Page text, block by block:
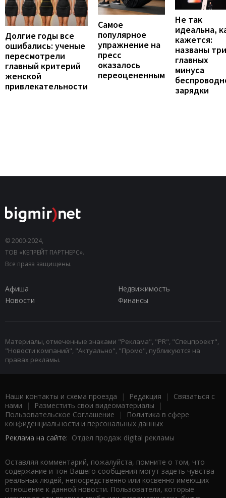
Долгие годы все
ошибались: ученые
пересмотрели
главный критерий
женской
привлекательности
Самое
популярное
упражнение на
пресс
оказалось
переоцененным
Не так
идеальна,
кажется:
названы три
главных
минуса
зарядки
© 2000-2024,
ТОВ «КЕПРЕЙТ ПАРТНЕРС».
Все права защищены.
Афиша
Недвижимость
Новости
Финансы
Материалы, отмеченные знаками "Реклама", "PR", "Спецпроект",
"Новости компаний", "Актуально", "Промо", публикуются на
правах рекламы.
Наши контакты и схема проезда | Редакция | Связаться с
нами | Разместить свои видеоматериалы |
Пользовательское Соглашение |
Политика в сфере
конфиденциальности и персональных данных
Реклама на сайте: Отдел продаж digital рекламы
Оставляя комментарий, пожалуйста, помните о том, что
содержание и тон Вашего сообщения могут задеть чувства
реальных людей, непосредственно или косвенно имеющих
отношение к данной новости. Пользователи, которые